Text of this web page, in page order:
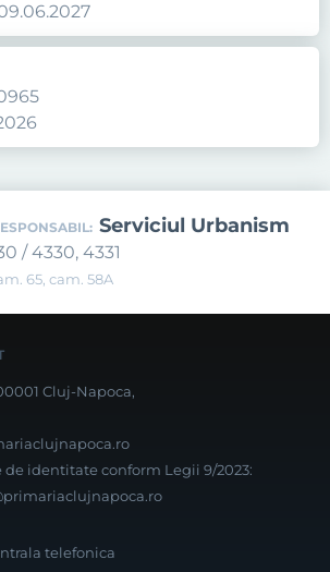
Serviciul Urbanism
/ 4330, 4331
65, cam. 58A
Cluj-Napoca,
de identitate conform Legii 9/2023:
telefonica